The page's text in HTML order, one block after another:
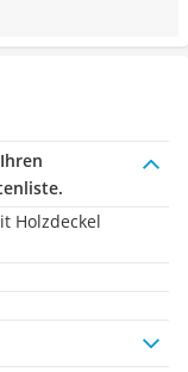
Holzdeckel